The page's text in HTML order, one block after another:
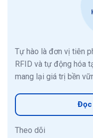
Tự hào là đơn vị tiên
RFID và tự động hóa
mang lại giá trị bền
Theo dõi